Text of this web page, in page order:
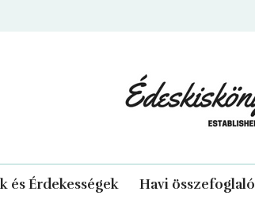
és Érdekességek Havi összefoglaló